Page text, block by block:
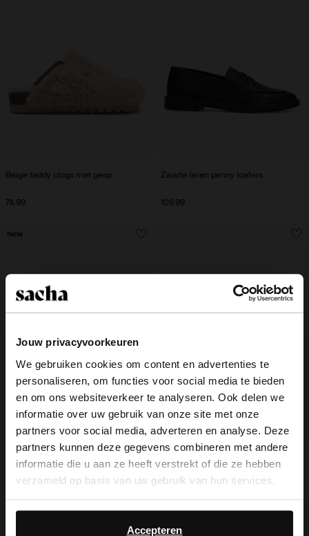
Jouw privacyvoorkeuren
We gebruiken cookies om content en advertenties te
personaliseren, om functies voor social media te bieden
en om ons websiteverkeer te analyseren. Ook delen we
informatie over uw gebruik van onze site met onze
partners voor social media, adverteren en analyse. Deze
partners kunnen deze gegevens combineren met andere
informatie die u aan ze heeft verstrekt of die ze hebben
verzameld op basis van uw gebruik van hun services.
Daarnaast werken wij samen met Google voor
advertentie- en meetdoeleinden. Meer informatie over
Accepteren
Beige teddy clogs met gesp
74.99
Zwarte leren penny loafers
109.99
74.99
new
109.99
×
View this website in English?
It looks like your language isn't Dutch. Would
you like to switch to English?
Yes, switch to
English
No, stay in Dutch